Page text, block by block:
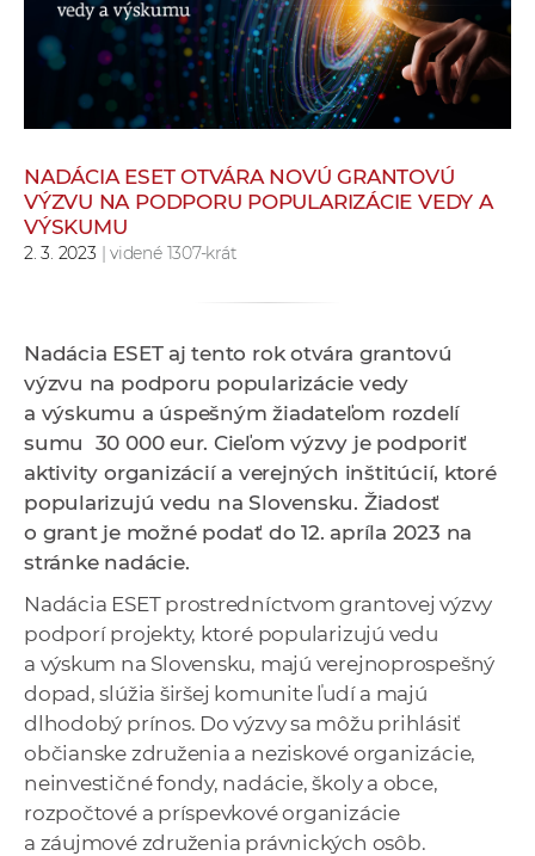
v
p
r
a
c
o
k
c
h
a
o
n
k
o
NADÁCIA ESET OTVÁRA NOVÚ GRANTOVÚ
VÝZVU NA PODPORU POPULARIZÁCIE VEDY A
VÝSKUMU
2. 3. 2023 | videné 1307-krát
Nadácia ESET aj tento rok otvára grantovú
výzvu na podporu popularizácie vedy
a výskumu a úspešným žiadateľom rozdelí
sumu 30 000 eur. Cieľom výzvy je podporiť
aktivity organizácií a verejných inštitúcií, ktoré
popularizujú vedu na Slovensku. Žiadosť
o grant je možné podať do 12. apríla 2023 na
stránke nadácie.
Nadácia ESET prostredníctvom grantovej výzvy
podporí projekty, ktoré popularizujú vedu
a výskum na Slovensku, majú verejnoprospešný
dopad, slúžia širšej komunite ľudí a majú
dlhodobý prínos. Do výzvy sa môžu prihlásiť
občianske združenia a neziskové organizácie,
neinvestičné fondy, nadácie, školy a obce,
rozpočtové a príspevkové organizácie
a záujmové združenia právnických osôb.